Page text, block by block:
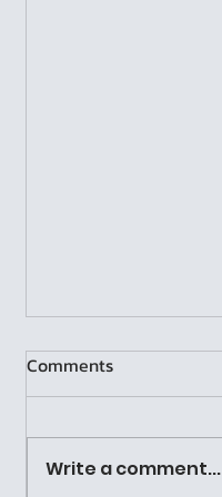
Comments
Write a comment...